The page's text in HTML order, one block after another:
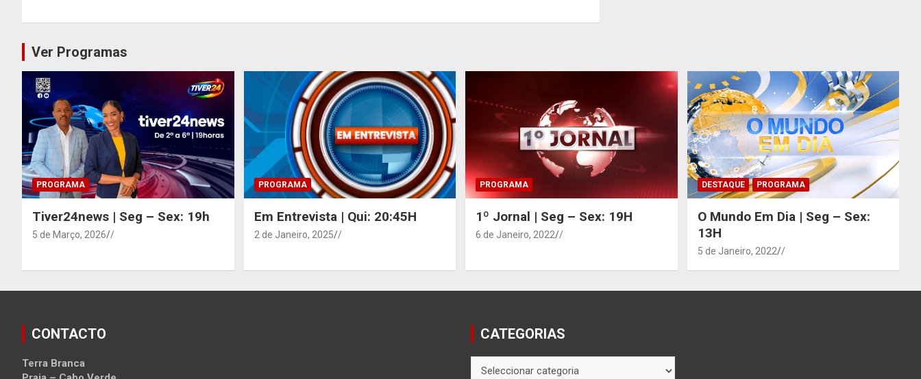
Ver Programas
PROGRAMA
Tiver24news | Seg – Sex: 19h
5 de Março, 2026 /
PROGRAMA
Em Entrevista | Qui: 20:45H
2 de Janeiro, 2025 /
PROGRAMA
1º Jornal | Seg – Sex: 19H
6 de Janeiro, 2022 /
DESTAQUE PROGRAMA
O Mundo Em Dia | Seg – Sex:
13H
5 de Janeiro, 2022 /
CONTACTO
Terra Branca
CATEGORIAS